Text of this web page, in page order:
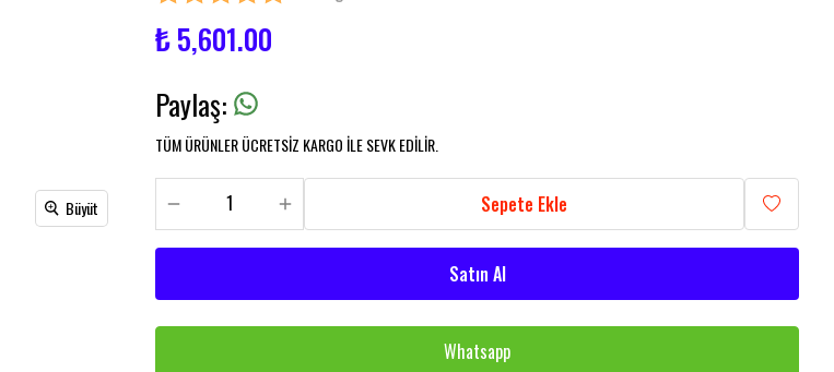
Büyüt
₺ 5,601.00
Paylaş:
TÜM ÜRÜNLER ÜCRETSİZ KARGO İLE SEVK EDİLİR.
Sepete Ekle
Satın Al
Whatsapp